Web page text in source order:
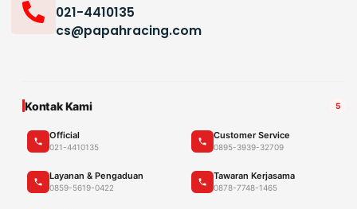
021-4410135
cs@papahracing.com
Kontak Kami 5
Official
021-4410135
Customer Service
0895-3939-32709
Layanan & Pengaduan
0859-5619-0422
Tawaran Kerjasama
0878-7748-1465